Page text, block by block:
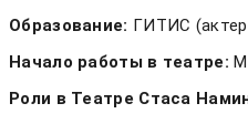
Образование: ГИТИС
Начало работы в театре:
Роли в Театре Стаса